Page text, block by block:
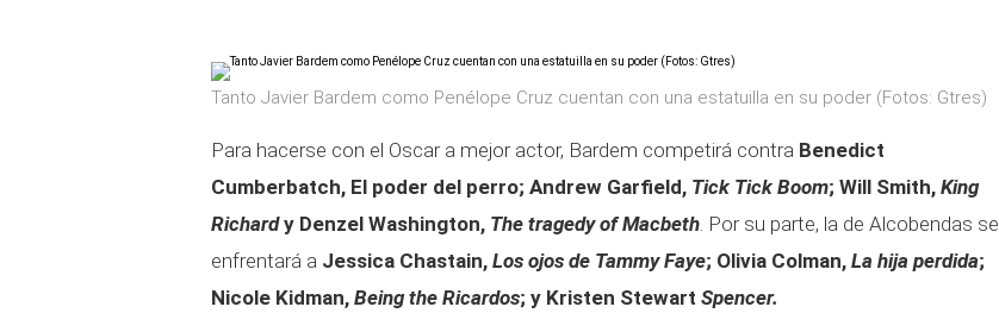
Tanto Javier Bardem como Penélope Cruz cuentan con una estatuilla en su poder (Fotos: Gtres)
Para hacerse con el Oscar a mejor actor, Bardem competirá contra Benedict
Cumberbatch, El poder del perro; Andrew Garfield, Tick Tick Boom; Will Smith, King
Richardy Denzel Washington, The tragedy of Macbeth. Por su parte, la de Alcobendas se
enfrentará a Jessica Chastain, Los ojos de Tammy Faye; Olivia Colman, La hija perdida;
Nicole Kidman, Being the Ricardos; y Kristen Stewart Spencer.